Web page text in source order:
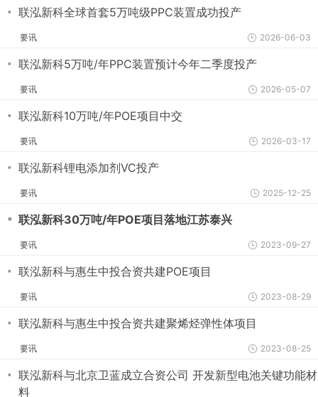
・ 联泓新科全球首套5万吨级PPC装置成功投产
要讯 2026-06-03
・ 联泓新科5万吨/年PPC装置预计今年二季度投产
要讯 2026-05-07
・ 联泓新科10万吨/年POE项目中交
要讯 2026-03-17
・ 联泓新科锂电添加剂VC投产
要讯 2025-12-25
・ 联泓新科30万吨/年POE项目落地江苏泰兴
要讯 2023-09-27
・ 联泓新科与惠生中投合资共建POE项目
要讯 2023-08-29
・ 联泓新科与惠生中投合资共建聚烯烃弹性体项目
要讯 2023-08-25
・ 联泓新科与北京卫蓝成立合资公司 开发新型电池关键功能材
料